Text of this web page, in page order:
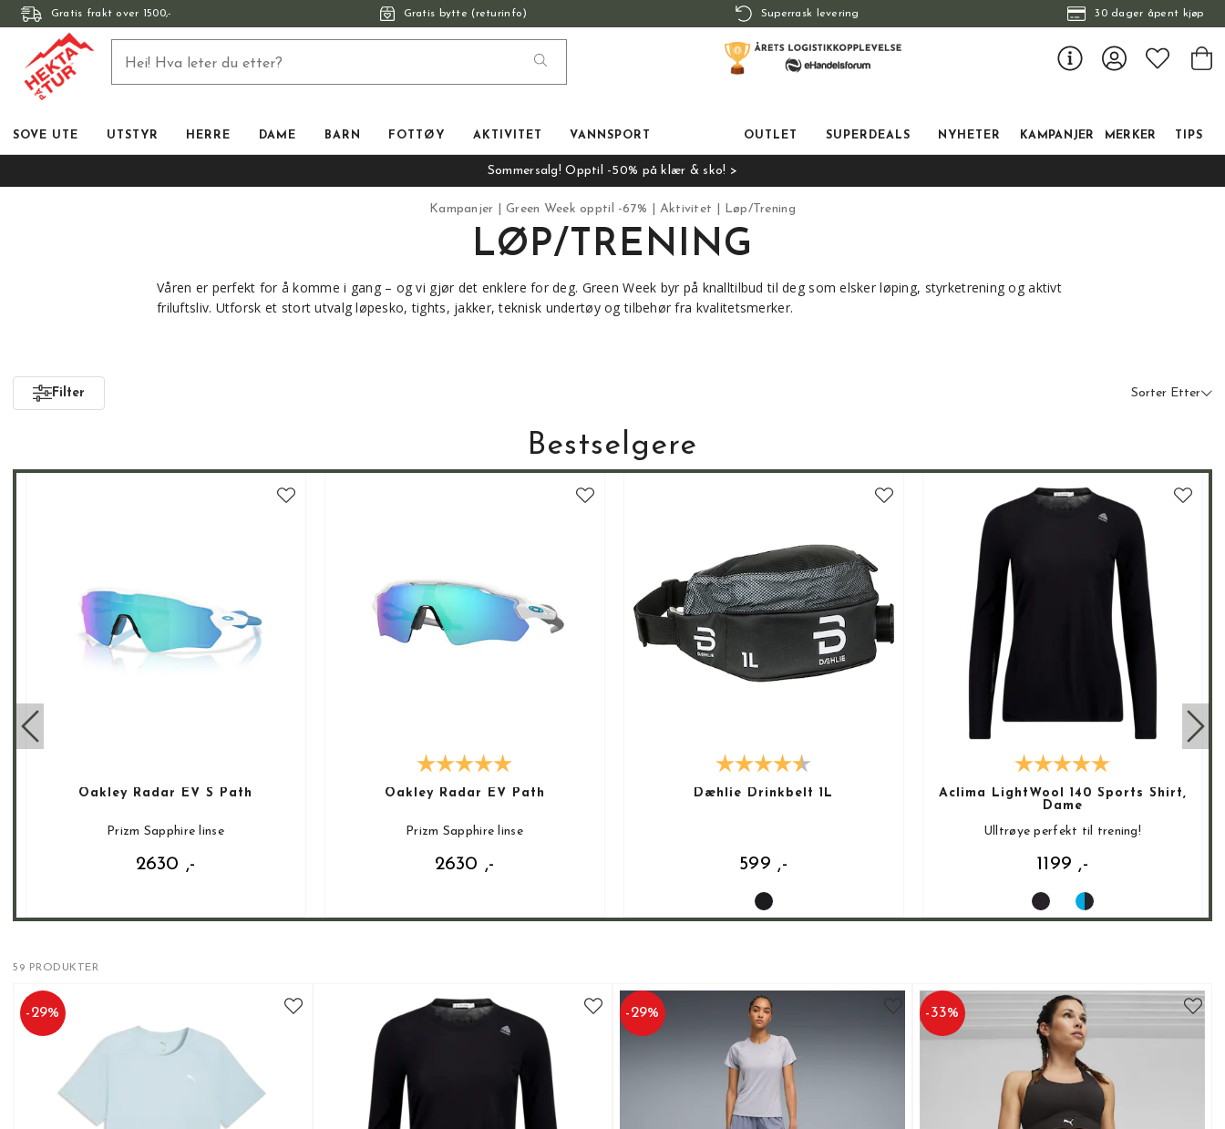
Gratis frakt over 1500,- Gratis bytte (returinfo) Superrask levering 30 dager åpent kjøp
SOVE UTE UTSTYR HERRE DAME BARN FOTTØY AKTIVITET VANNSPORT OUTLET SUPERDEALS NYHETER KAMPANJER MERKER TIPS
Sommersalg! Opptil -50% på klær & sko! >
Kampanjer Green Week opptil -67% Aktivitet Løp/Trening
LØP/TRENING
Våren er perfekt for å komme i gang – og vi gjør det enklere for deg. Green Week byr på knalltilbud til deg som elsker løping, styrketrening og aktivt
friluftsliv. Utforsk et stort utvalg løpesko, tights, jakker, teknisk undertøy og tilbehør fra kvalitetsmerker.
Filter Sorter Etter
Bestselgere
Oakley Radar EV S Path
Prizm Sapphire linse
2630 ,-
Oakley Radar EV Path
Prizm Sapphire linse
2630 ,-
Dæhlie Drinkbelt 1L
599 ,-
Aclima LightWool 140 Sports Shirt,
Dame
Ulltrøye perfekt til trening!
1199 ,-
59 PRODUKTER
-29% -29% -33%